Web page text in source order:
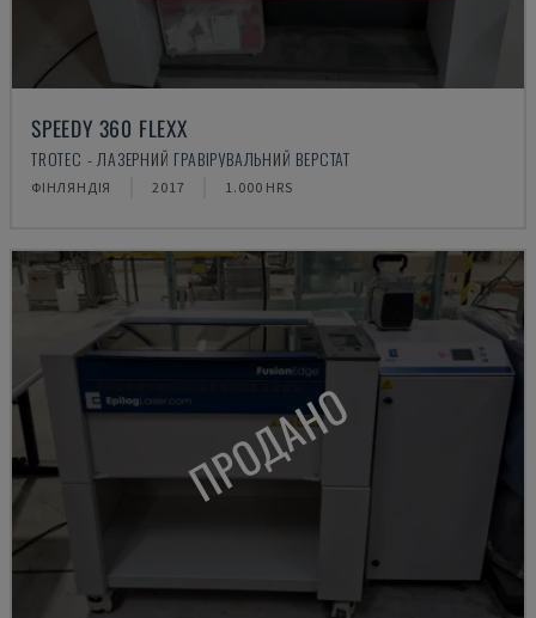
SPEEDY 360 FLEXX
TROTEC - ЛАЗЕРНИЙ ГРАВІРУВАЛЬНИЙ ВЕРСТАТ
ФІНЛЯНДІЯ 2017 1.000 HRS
ПРОДАНО